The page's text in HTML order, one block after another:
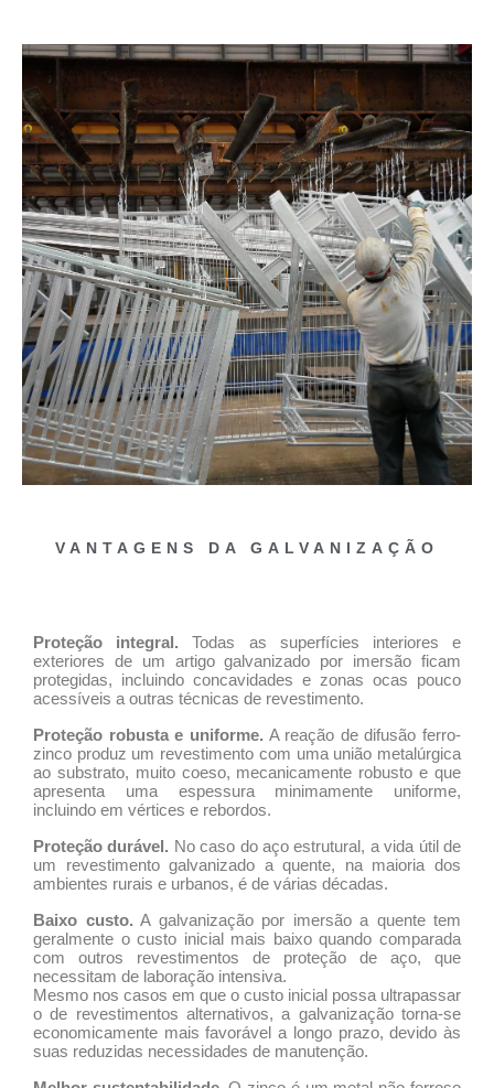
VANTAGENS DA GALVANIZAÇÃO
Proteção integral. Todas as superfícies interiores e
exteriores de um artigo galvanizado por imersão ficam
protegidas, incluindo concavidades e zonas ocas pouco
acessíveis a outras técnicas de revestimento.
Proteção robusta e uniforme. A reação de difusão ferro-
zinco produz um revestimento com uma união metalúrgica
ao substrato, muito coeso, mecanicamente robusto e que
apresenta uma espessura minimamente uniforme,
incluindo em vértices e rebordos.
Proteção durável. No caso do aço estrutural, a vida útil de
um revestimento galvanizado a quente, na maioria dos
ambientes rurais e urbanos, é de várias décadas.
Baixo custo. A galvanização por imersão a quente tem
geralmente o custo inicial mais baixo quando comparada
com outros revestimentos de proteção de aço, que
necessitam de laboração intensiva.
Mesmo nos casos em que o custo inicial possa ultrapassar
o de revestimentos alternativos, a galvanização torna-se
economicamente mais favorável a longo prazo, devido às
suas reduzidas necessidades de manutenção.